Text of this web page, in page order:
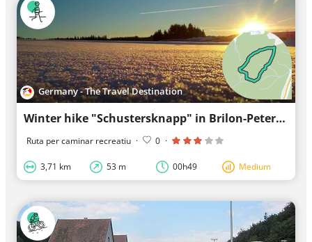
Germany - The Travel Destination
Winter hike "Schustersknapp" in Brilon-Petersborn
Ruta per caminar recreatiu · 0 ·
3,71 km 53 m 00h49 Medium